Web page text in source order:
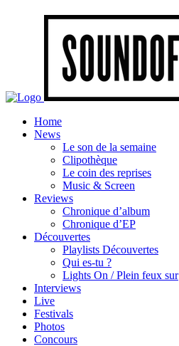
Home
News
Le son de la semaine
Clipothèque
Le coin des reprises
Music & Screen
Reviews
Chronique d’album
Chronique d’EP
Découvertes
Playlists Découvertes
Qui es-tu ?
Lights On / Plein feux sur
Interviews
Live
Festivals
Photos
Concours